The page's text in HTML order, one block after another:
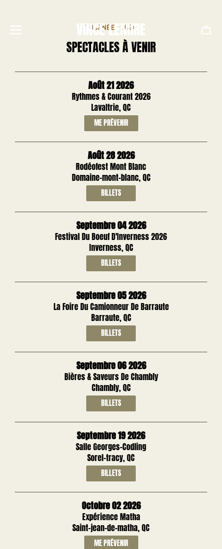
CONTENU
VINCE LEMIRE
TOURNÉE 2026
SPECTACLES À VENIR
Août 21 2026
Rythmes & Courant 2026
Lavaltrie, QC
ME PRÉVENIR
Août 28 2026
Rodéofest Mont Blanc
Domaine-mont-blanc, QC
BILLETS
Septembre 04 2026
Festival Du Boeuf D'Inverness 2026
Inverness, QC
BILLETS
Septembre 05 2026
La Foire Du Camionneur De Barraute
Barraute, QC
BILLETS
Septembre 06 2026
Bières & Saveurs De Chambly
Chambly, QC
BILLETS
Septembre 19 2026
Salle Georges-Codling
Sorel-tracy, QC
BILLETS
Octobre 02 2026
Expérience Matha
Saint-jean-de-matha, QC
ME PRÉVENIR